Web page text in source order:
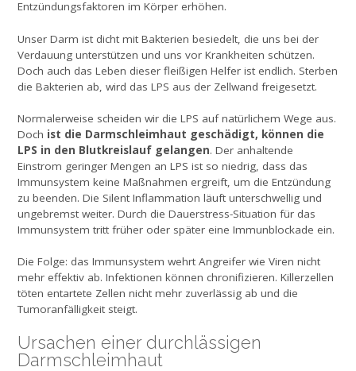
Entzündungsfaktoren im Körper erhöhen.
Unser Darm ist dicht mit Bakterien besiedelt, die uns bei der
Verdauung unterstützen und uns vor Krankheiten schützen.
Doch auch das Leben dieser fleißigen Helfer ist endlich. Sterben
die Bakterien ab, wird das LPS aus der Zellwand freigesetzt.
Normalerweise scheiden wir die LPS auf natürlichem Wege aus.
Doch ist die Darmschleimhaut geschädigt, können die
LPS in den Blutkreislauf gelangen. Der anhaltende
Einstrom geringer Mengen an LPS ist so niedrig, dass das
Immunsystem keine Maßnahmen ergreift, um die Entzündung
zu beenden. Die Silent Inflammation läuft unterschwellig und
ungebremst weiter. Durch die Dauerstress-Situation für das
Immunsystem tritt früher oder später eine Immunblockade ein.
Die Folge: das Immunsystem wehrt Angreifer wie Viren nicht
mehr effektiv ab. Infektionen können chronifizieren. Killerzellen
töten entartete Zellen nicht mehr zuverlässig ab und die
Tumoranfälligkeit steigt.
Ursachen einer durchlässigen
Darmschleimhaut